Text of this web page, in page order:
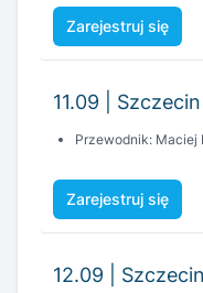
Zarejestruj się
11.09 |
Przewodnik: Maciej
Zarejestruj się
12.09 |